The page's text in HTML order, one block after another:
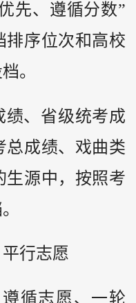
先、遵循分数”
排序位次和高校
。
绩、省级统考成
总成绩、戏曲类
生源中，按照考
平行志愿
循志愿、一轮